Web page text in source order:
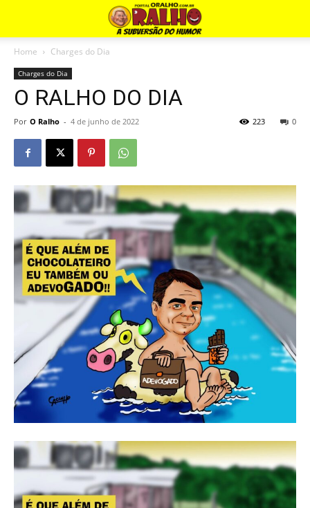
Home Charges do Dia
Charges do Dia
O RALHO DO DIA
Por O Ralho - 4 de junho de 2022 0
223